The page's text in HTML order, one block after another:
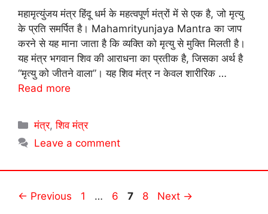
महामृत्युंजय मंत्र हिंदू धर्म के महत्वपूर्ण मंत्रों में से एक है, जो मृत्यु
के प्रति समर्पित है। Mahamrityunjaya Mantra का जाप
करने से यह माना जाता है कि व्यक्ति को मृत्यु से मुक्ति मिलती है।
यह मंत्र भगवान शिव की आराधना का प्रतीक है, जिसका अर्थ है
“मृत्यु को जीतने वाला”। यह शिव मंत्र न केवल शारीरिक …
Read more
Categories
मंत्र,शिव मंत्र
Leave a comment
← Previous Page
1 … Page
6 Page
7 Page
8 Next →